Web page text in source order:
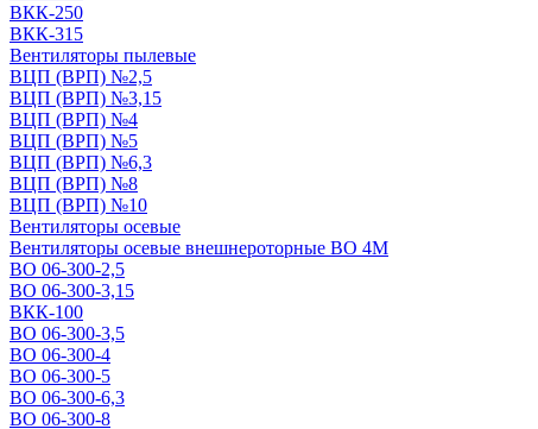
ВКК-250
ВКК-315
Вентиляторы пылевые
ВЦП (ВРП) №2,5
ВЦП (ВРП) №3,15
ВЦП (ВРП) №4
ВЦП (ВРП) №5
ВЦП (ВРП) №6,3
ВЦП (ВРП) №8
ВЦП (ВРП) №10
Вентиляторы осевые
Вентиляторы осевые внешнероторные ВО 4М
ВО 06-300-2,5
ВО 06-300-3,15
ВКК-100
ВО 06-300-3,5
ВО 06-300-4
ВО 06-300-5
ВО 06-300-6,3
ВО 06-300-8